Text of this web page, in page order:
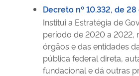
Decreto nº 10.332, de
Institui a Estratégia de
período de 2020 a 2022,
órgãos e das entidades
pública federal direta,
fundacional e dá outras